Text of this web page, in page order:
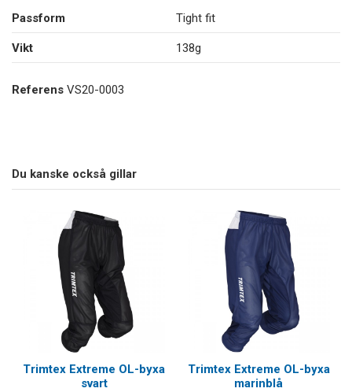
Passform Tight fit
Vikt 138g
Referens VS20-0003
Du kanske också gillar
Trimtex Extreme OL-byxa
svart
Trimtex Extreme OL-byxa
marinblå